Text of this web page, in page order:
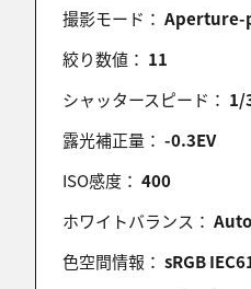
良かったら、こっちもご覧
熊﨑克彦
越前へさん ,h-atabotさん
皆さん、祝辞のコメントあ
撮影モード： Aperture-
絞り数値： 11
シャッタースピード： 1/
露光補正量： -0.3EV
ISO感度： 400
ホワイトバランス： Auto
色空間情報： sRGB